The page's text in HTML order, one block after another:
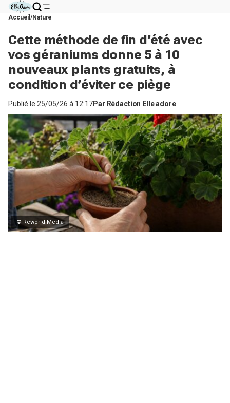
Accueil Nature
Cette méthode de fin d’été avec
vos géraniums donne 5 à 10
nouveaux plants gratuits, à
condition d’éviter ce piège
Publié le 25/05/26 à 12:17Par Rédaction Elle adore
© Reworld Media